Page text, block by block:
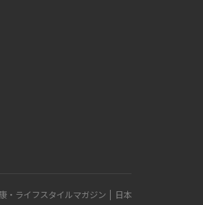
・ライフスタイルマガジン | 日本